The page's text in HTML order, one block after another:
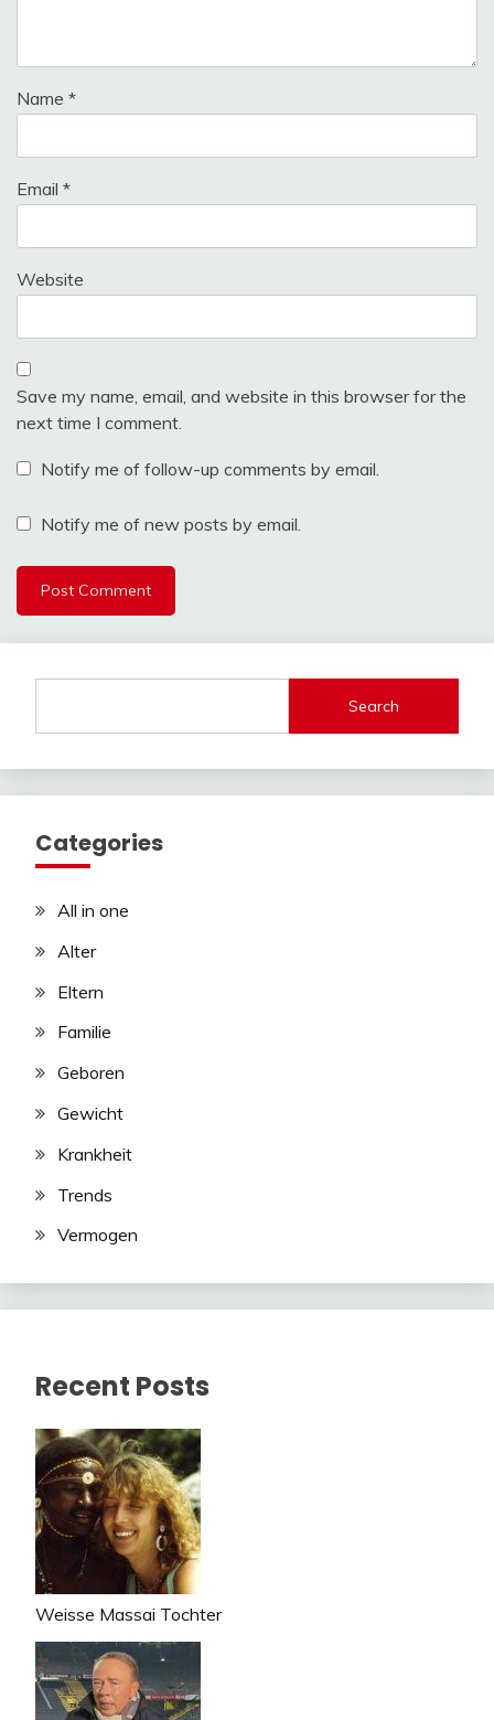
Name *
Email *
Website
Save my name, email, and website in this browser for the
next time I comment.
Notify me of follow-up comments by email.
Notify me of new posts by email.
Search
Categories
All in one
Alter
Eltern
Familie
Geboren
Gewicht
Krankheit
Trends
Vermogen
Recent Posts
Weisse Massai Tochter